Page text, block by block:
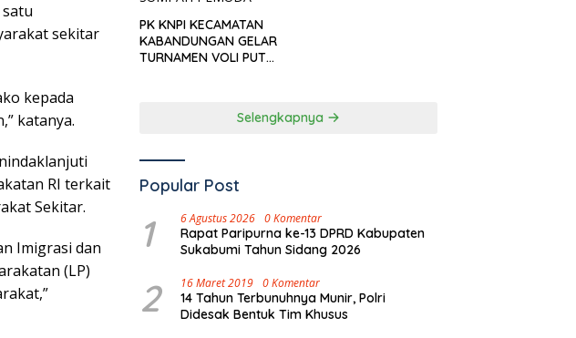
sekitar
kepada
katanya.
RI terkait
Sekitar.
Imigrasi dan
(LP)
PK KNPI KECAMATAN
KABANDUNGAN GELAR
TURNAMEN VOLI PUTRI
Selengkapnya
Popular Post
1 6 Agustus 2026 0 Komentar
Rapat Paripurna ke-13 DPRD Kabupaten
Sukabumi Tahun Sidang 2026
2 16 Maret 2019 0 Komentar
14 Tahun Terbunuhnya Munir, Polri
Didesak Bentuk Tim Khusus